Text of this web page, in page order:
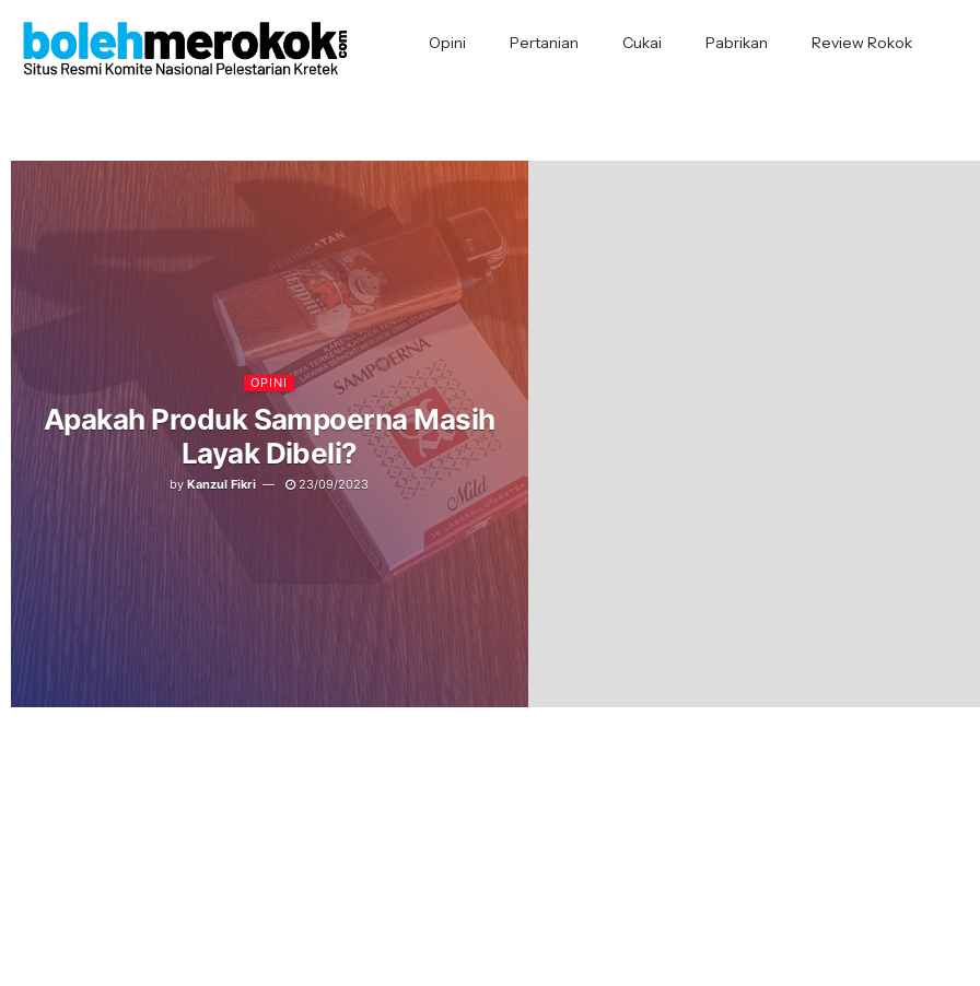
Opini Pertanian Cukai Pabrikan Review Rokok
OPINI
Apakah Produk Sampoerna Masih
Layak Dibeli?
by Kanzul Fikri 23/09/2023